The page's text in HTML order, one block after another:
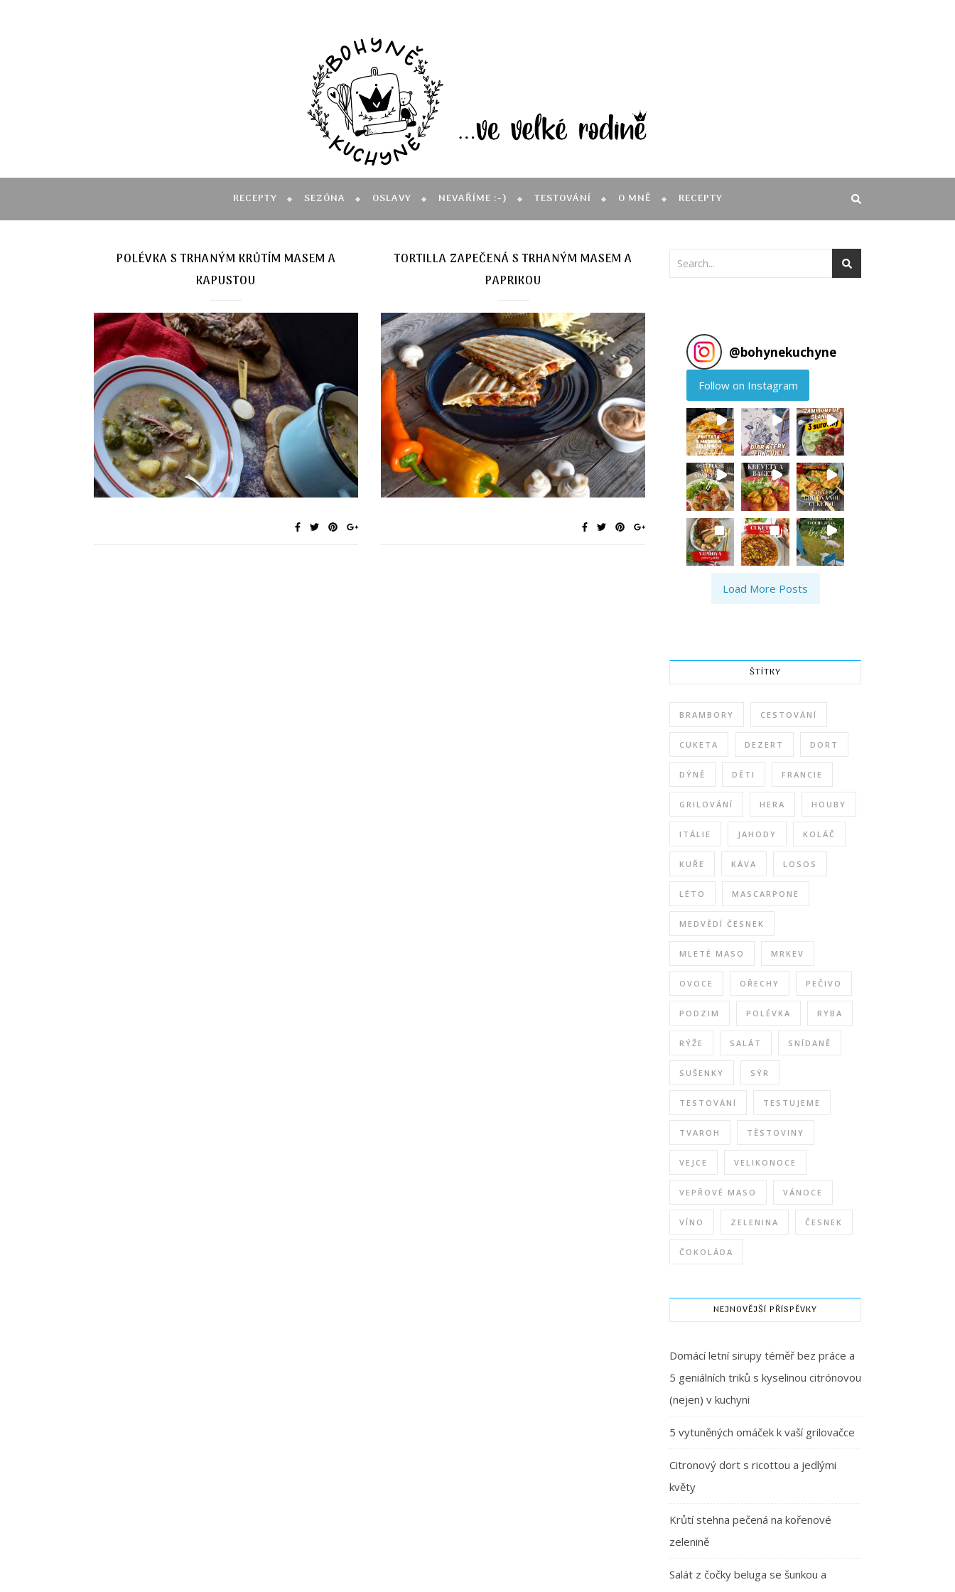
RECEPTY SEZÓNA OSLAVY NEVAŘÍME :-) TESTOVÁNÍ O MNĚ RECEPTY
POLÉVKA S TRHANÝM KRŮTÍM MASEM A
KAPUSTOU
TORTILLA ZAPEČENÁ S TRHANÝM MASEM A
PAPRIKOU
@bohynekuchyne
Follow on Instagram
Load More Posts
ŠTÍTKY
BRAMBORY CESTOVÁNÍ
CUKETA DEZERT DORT
DÝNĚ DĚTI FRANCIE
GRILOVÁNÍ HERA HOUBY
ITÁLIE JAHODY KOLÁČ
KUŘE KÁVA LOSOS
LÉTO MASCARPONE
MEDVĚDÍ ČESNEK
MLETÉ MASO MRKEV
OVOCE OŘECHY PEČIVO
PODZIM POLÉVKA RYBA
RÝŽE SALÁT SNÍDANĚ
SUŠENKY SÝR
TESTOVÁNÍ TESTUJEME
TVAROH TĚSTOVINY
VEJCE VELIKONOCE
VEPŘOVÉ MASO VÁNOCE
VÍNO ZELENINA ČESNEK
ČOKOLÁDA
NEJNOVĚJŠÍ PŘÍSPĚVKY
Domácí letní sirupy téměř bez práce a
5 geniálních triků s kyselinou citrónovou
(nejen) v kuchyni
5 vytuněných omáček k vaší grilovačce
Citronový dort s ricottou a jedlými
květy
Krůtí stehna pečená na kořenové
zelenině
Salát z čočky beluga se šunkou a